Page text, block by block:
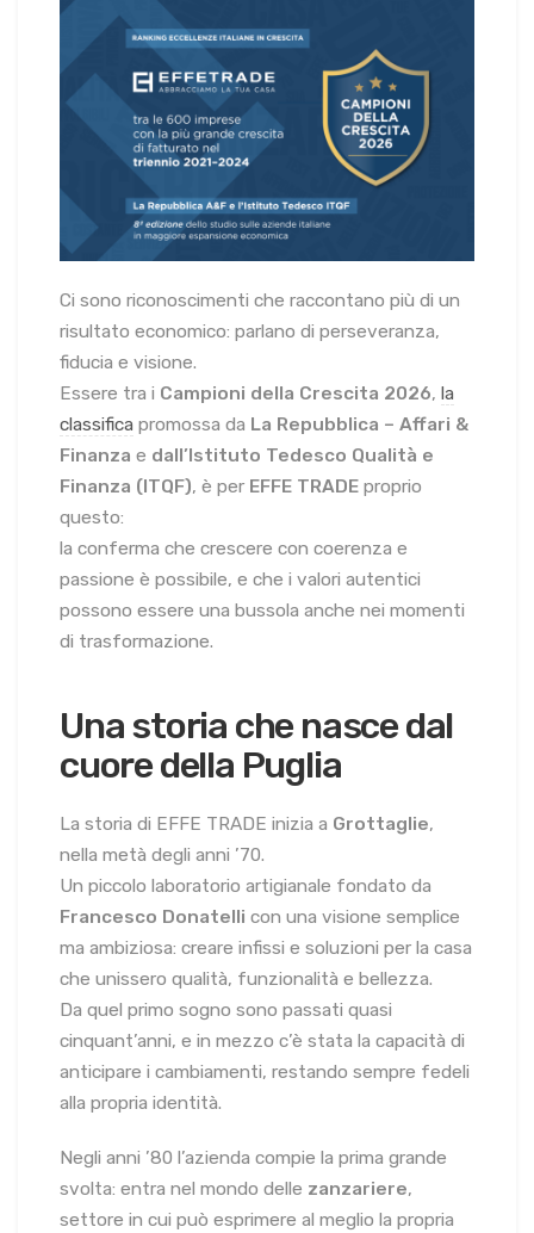
Ci sono riconoscimenti che raccontano più di un
risultato economico: parlano di perseveranza,
fiducia e visione.
Essere tra i Campioni della Crescita 2026, la
classifica promossa da La Repubblica – Affari &
Finanza e dall’Istituto Tedesco Qualità e
Finanza (ITQF), è per EFFE TRADE proprio
questo:
la conferma che crescere con coerenza e
passione è possibile, e che i valori autentici
possono essere una bussola anche nei momenti
di trasformazione.
Una storia che nasce dal
cuore della Puglia
La storia di EFFE TRADE inizia a Grottaglie,
nella metà degli anni ’70.
Un piccolo laboratorio artigianale fondato da
Francesco Donatelli con una visione semplice
ma ambiziosa: creare infissi e soluzioni per la casa
che unissero qualità, funzionalità e bellezza.
Da quel primo sogno sono passati quasi
cinquant’anni, e in mezzo c’è stata la capacità di
anticipare i cambiamenti, restando sempre fedeli
alla propria identità.
Negli anni ’80 l’azienda compie la prima grande
svolta: entra nel mondo delle zanzariere,
settore in cui può esprimere al meglio la propria